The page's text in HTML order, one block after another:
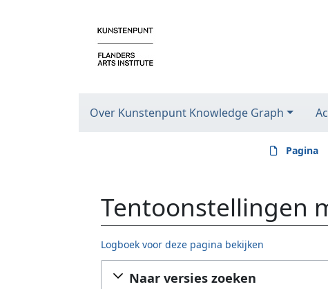
Over Kunstenpunt Knowledge Graph
Pagina
Tentoonstellingen
Logboek voor deze pagina bekijken
Ga naar:navigatie,zoeken
Naar versies zoeken